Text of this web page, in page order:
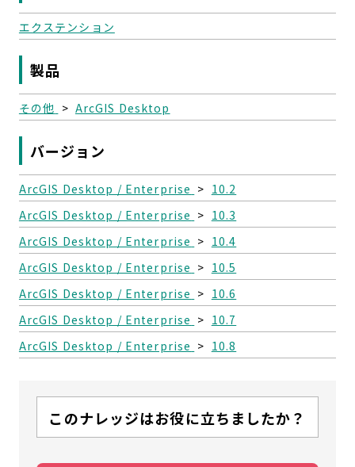
エクステンション
製品
その他 > ArcGIS Desktop
バージョン
ArcGIS Desktop / Enterprise > 10.2
ArcGIS Desktop / Enterprise > 10.3
ArcGIS Desktop / Enterprise > 10.4
ArcGIS Desktop / Enterprise > 10.5
ArcGIS Desktop / Enterprise > 10.6
ArcGIS Desktop / Enterprise > 10.7
ArcGIS Desktop / Enterprise > 10.8
このナレッジはお役に立ちましたか？